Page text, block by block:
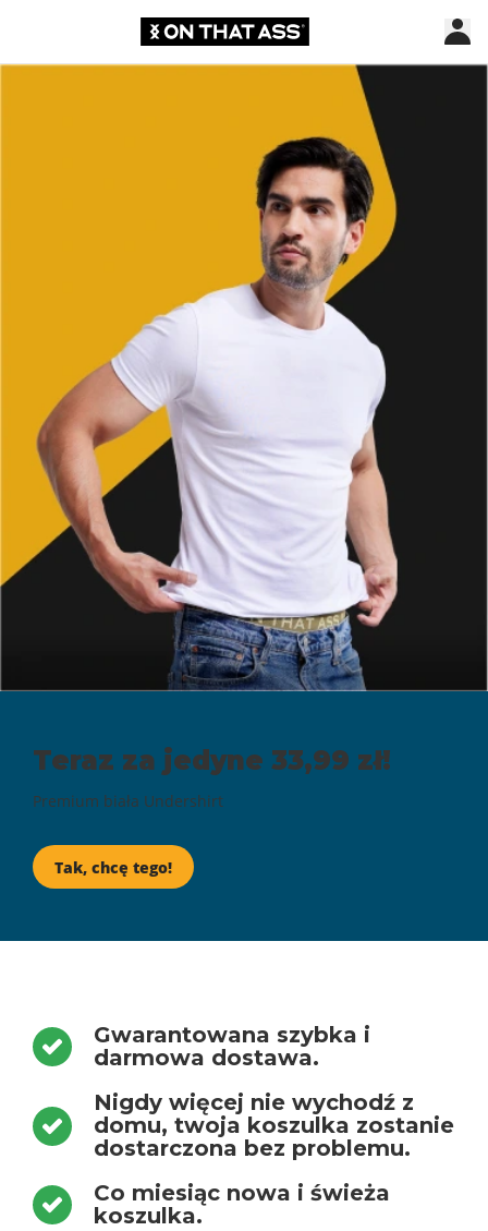
Teraz za jedyne 33,99 zł!
Premium biała Undershirt
Tak, chcę tego!
Gwarantowana szybka i
darmowa dostawa.
Nigdy więcej nie wychodź z
domu, twoja koszulka zostanie
dostarczona bez problemu.
Co miesiąc nowa i świeża
koszulka.